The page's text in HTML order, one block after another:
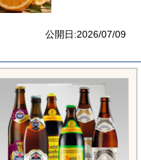
公開日:2026/07/09